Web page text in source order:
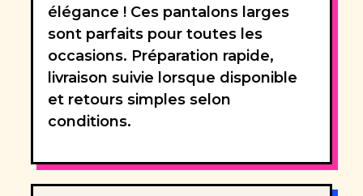
élégance ! Ces pantalons larges
sont parfaits pour toutes les
occasions. Préparation rapide,
livraison suivie lorsque disponible
et retours simples selon
conditions.